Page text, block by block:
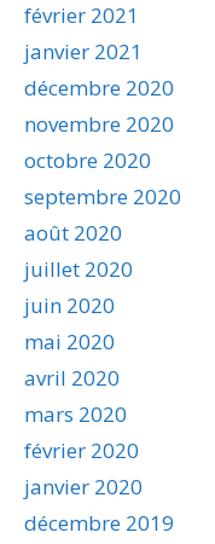
février 2021
janvier 2021
décembre 2020
novembre 2020
octobre 2020
septembre 2020
août 2020
juillet 2020
juin 2020
mai 2020
avril 2020
mars 2020
février 2020
janvier 2020
décembre 2019